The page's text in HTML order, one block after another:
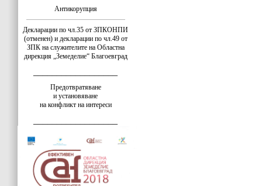
Антикорупция
Декларации по чл.35 от ЗПКОНПИ
(отменен) и декларации по чл.49 от
ЗПК на служителите на Областна
дирекция „Земеделие“ Благоевград
Предотвратяване
и установяване
на конфликт на интереси